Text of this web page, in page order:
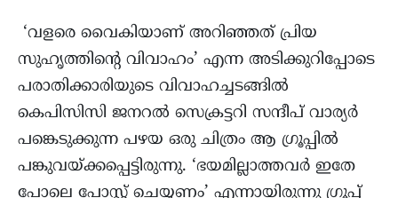
‘വളരെ വൈകിയാണ് അറിഞ്ഞത് പ്രിയ
സുഹൃത്തിന്റെ വിവാഹം’ എന്ന അടിക്കുറിപ്പോടെ
പരാതിക്കാരിയുടെ വിവാഹച്ചടങ്ങിൽ
കെപിസിസി ജനറൽ സെക്രട്ടറി സന്ദീപ് വാര്യർ
പങ്കെടുക്കുന്ന പഴയ ഒരു ചിത്രം ആ ഗ്രൂപ്പിൽ
പങ്കുവയ്ക്കപ്പെട്ടിരുന്നു. ‘ഭയമില്ലാത്തവർ ഇതേ
പോലെ പോസ്റ്റ്‌ ചെയ്യണം’ എന്നായിരുന്നു ഗ്രൂപ്പ്